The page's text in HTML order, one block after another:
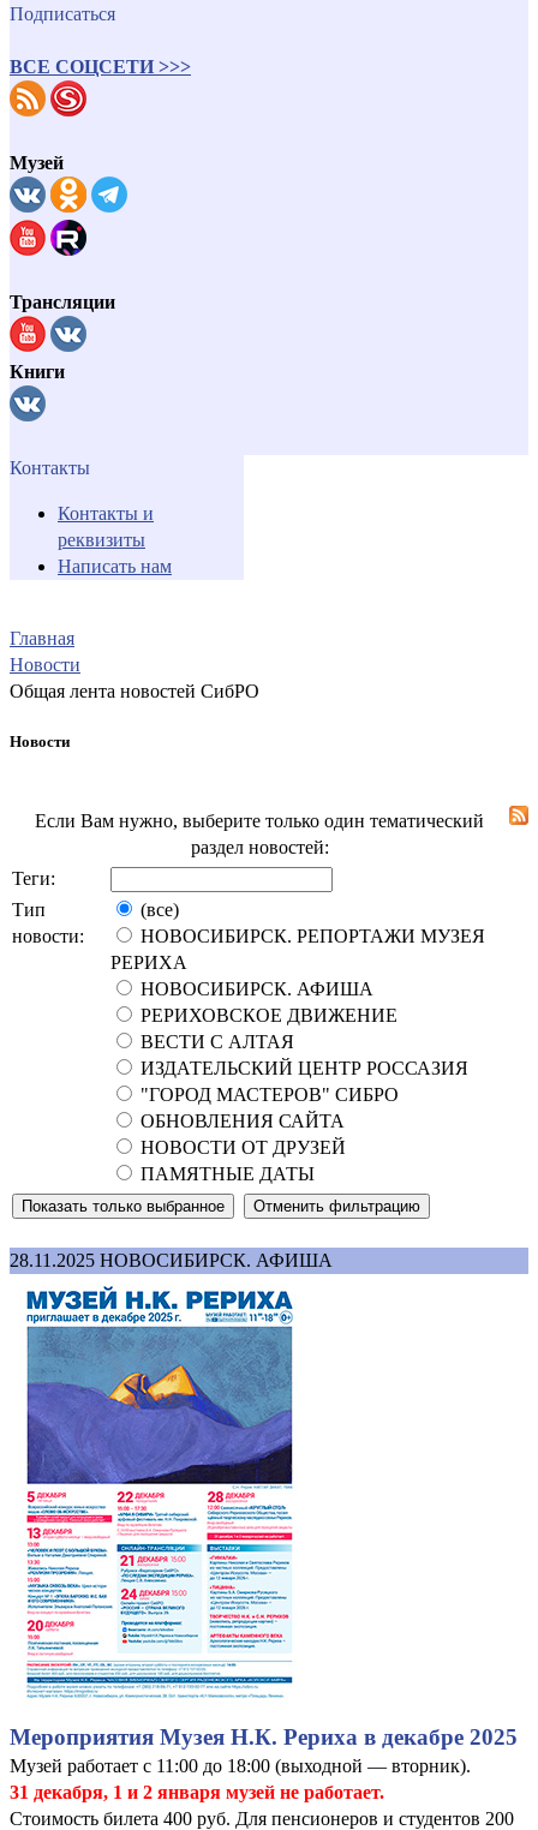
Подписаться
ВСЕ СОЦСЕТИ >>>
Музей
Трансляции
Книги
Контакты
Контакты и
реквизиты
Написать нам
Главная
Новости
Общая лента новостей СибРО
Новости
Если Вам нужно, выберите только один тематический
раздел новостей:
Теги:
Тип
новости:
(все)
НОВОСИБИРСК. РЕПОРТАЖИ МУЗЕЯ
РЕРИХА
НОВОСИБИРСК. АФИША
РЕРИХОВСКОЕ ДВИЖЕНИЕ
ВЕСТИ С АЛТАЯ
ИЗДАТЕЛЬСКИЙ ЦЕНТР РОССАЗИЯ
"ГОРОД МАСТЕРОВ" СИБРО
ОБНОВЛЕНИЯ САЙТА
НОВОСТИ ОТ ДРУЗЕЙ
ПАМЯТНЫЕ ДАТЫ
28.11.2025 НОВОСИБИРСК. АФИША
Мероприятия Музея Н.К. Рериха в декабре 2025
Музей работает с 11:00 до 18:00 (выходной — вторник).
31 декабря, 1 и 2 января музей не работает.
Стоимость билета 400 руб. Для пенсионеров и студентов 200